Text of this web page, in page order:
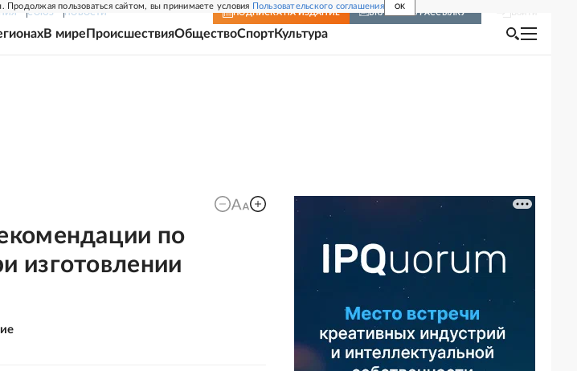
пользоваться сайтом, вы принимаете условия Пользовательского соглашения OK
СОЮЗ НОВОСТИ ПОДПИСКА НА ИЗДАНИЕ ВКЛЮЧИТЬ РАССЫЛКУ
В мире ПроисшествияОбществоСпортКультура
по
изготовлении